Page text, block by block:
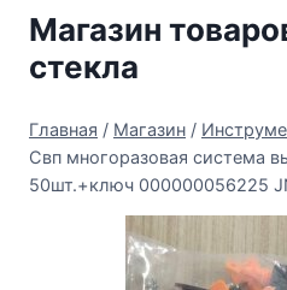
Перейти
содержимому
Магазин
стекла
Главная / Магазин /
Свп многоразовая система
50шт.+ключ 000000056225